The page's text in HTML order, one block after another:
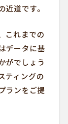
道です。
これまでの
データに基
がでしょう
ティングの
ランをご提